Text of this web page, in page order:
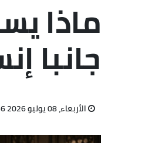
ماذا
جانبا
الأربعاء، 08 يوليو 2026 09:46 ص